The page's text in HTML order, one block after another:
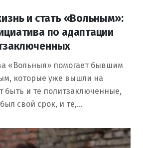
и стать «Вольным»:
по адаптации
«Вольныя» помогает бывшим
которые уже вышли на
быть и те политзаключенные,
свой срок, и те,…